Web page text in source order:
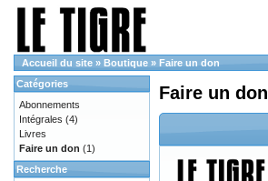
Accueil du site » Boutique » Faire un don
Faire un don
Catégories
Abonnements
Intégrales (4)
Livres
Faire un don (1)
Recherche